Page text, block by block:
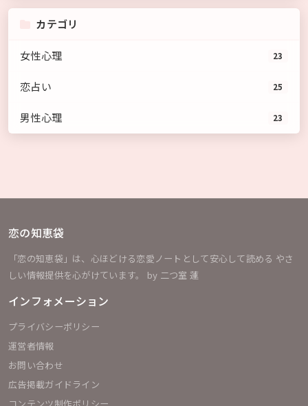
カテゴリ
女性心理 23
恋占い 25
男性心理 23
恋の知恵袋
「恋の知恵袋」は、心ほどける恋愛ノートとして安心して読める やさ
しい情報提供を心がけています。 by 二つ室 蓮
インフォメーション
プライバシーポリシー
運営者情報
お問い合わせ
広告掲載ガイドライン